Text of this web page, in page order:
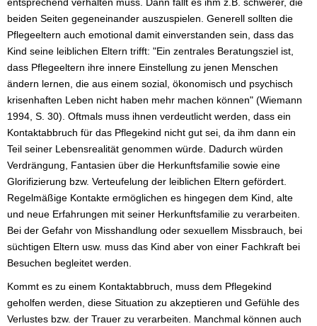
entsprechend verhalten muss. Dann fällt es ihm z.B. schwerer, die
beiden Seiten gegeneinander auszuspielen. Generell sollten die
Pflegeeltern auch emotional damit einverstanden sein, dass das
Kind seine leiblichen Eltern trifft: "Ein zentrales Beratungsziel ist,
dass Pflegeeltern ihre innere Einstellung zu jenen Menschen
ändern lernen, die aus einem sozial, ökonomisch und psychisch
krisenhaften Leben nicht haben mehr machen können" (Wiemann
1994, S. 30). Oftmals muss ihnen verdeutlicht werden, dass ein
Kontaktabbruch für das Pflegekind nicht gut sei, da ihm dann ein
Teil seiner Lebensrealität genommen würde. Dadurch würden
Verdrängung, Fantasien über die Herkunftsfamilie sowie eine
Glorifizierung bzw. Verteufelung der leiblichen Eltern gefördert.
Regelmäßige Kontakte ermöglichen es hingegen dem Kind, alte
und neue Erfahrungen mit seiner Herkunftsfamilie zu verarbeiten.
Bei der Gefahr von Misshandlung oder sexuellem Missbrauch, bei
süchtigen Eltern usw. muss das Kind aber von einer Fachkraft bei
Besuchen begleitet werden.
Kommt es zu einem Kontaktabbruch, muss dem Pflegekind
geholfen werden, diese Situation zu akzeptieren und Gefühle des
Verlustes bzw. der Trauer zu verarbeiten. Manchmal können auch